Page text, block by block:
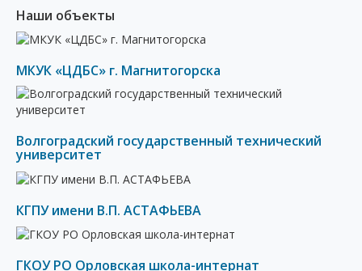
Наши объекты
МКУК «ЦДБС» г. Магнитогорска
Волгоградский государственный технический
университет
КГПУ имени В.П. АСТАФЬЕВА
ГКОУ РО Орловская школа-интернат